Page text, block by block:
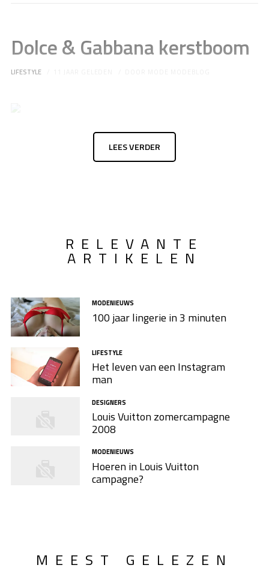
Dolce & Gabbana kerstboom
LIFESTYLE
LEES VERDER
RELEVANTE
ARTIKELEN
MODENIEUWS
100 jaar lingerie in 3 minuten
LIFESTYLE
Het leven van een Instagram
man
DESIGNERS
Louis Vuitton zomercampagne
2008
MODENIEUWS
Hoeren in Louis Vuitton
campagne?
MEEST GELEZEN